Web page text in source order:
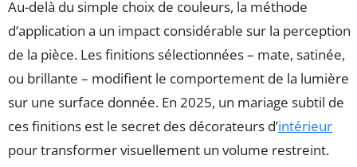
Au-delà du simple choix de couleurs, la méthode
d’application a un impact considérable sur la perception
de la pièce. Les finitions sélectionnées – mate, satinée,
ou brillante – modifient le comportement de la lumière
sur une surface donnée. En 2025, un mariage subtil de
ces finitions est le secret des décorateurs d’intérieur
pour transformer visuellement un volume restreint.